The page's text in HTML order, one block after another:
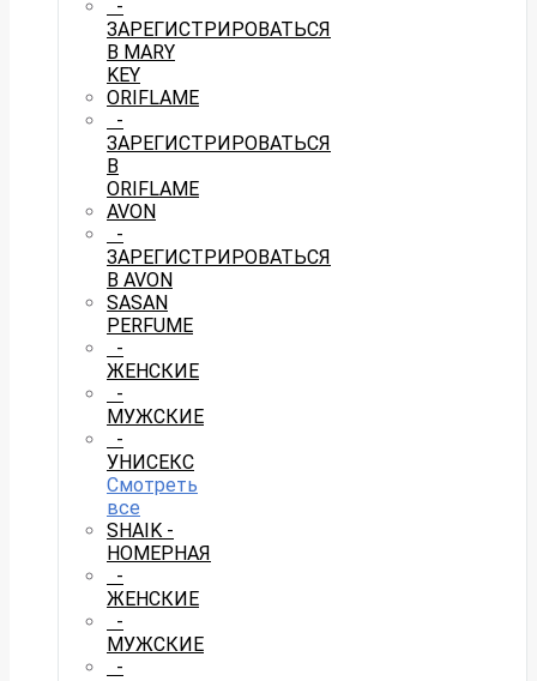
-
ЗАРЕГИСТРИРОВАТЬСЯ
В MARY
KEY
ORIFLAME
-
ЗАРЕГИСТРИРОВАТЬСЯ
В
ORIFLAME
AVON
-
ЗАРЕГИСТРИРОВАТЬСЯ
В AVON
SASAN
PERFUME
-
ЖЕНСКИЕ
-
МУЖСКИЕ
-
УНИСЕКС
Смотреть
все
SHAIK -
НОМЕРНАЯ
-
ЖЕНСКИЕ
-
МУЖСКИЕ
-